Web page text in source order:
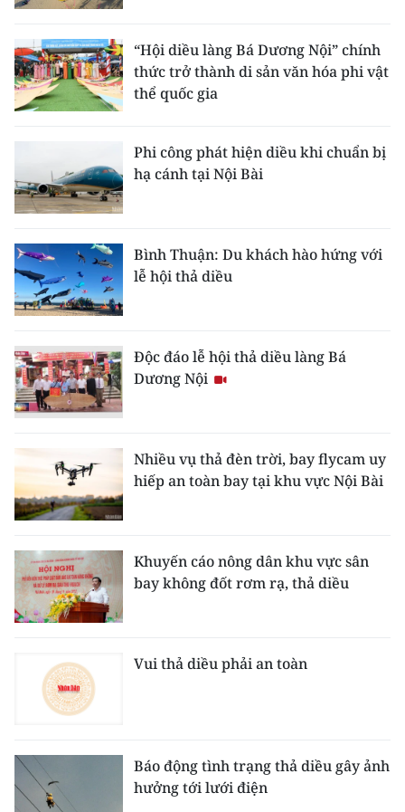
GIÁO DỤC
KHOA HỌC - CÔNG NGHỆ
MÔI TRƯỜNG
BẠN ĐỌC
KIỂM CHỨNG THÔNG TIN
54 DÂN TỘC VIỆT NAM
CHƯƠNG TRÌNH OCOP - MỖI XÃ
MỘT SẢN PHẨM
RADIO
MEDIA CENTER
E-Magazine
Video
Media Chính trị
Media Kinh tế
Media Xã hội
“Hội diều làng Bá Dương Nội” chính
thức trở thành di sản văn hóa phi vật
thể quốc gia
Phi công phát hiện diều khi chuẩn bị
hạ cánh tại Nội Bài
Bình Thuận: Du khách hào hứng với
lễ hội thả diều
Độc đáo lễ hội thả diều làng Bá
Dương Nội
Nhiều vụ thả đèn trời, bay flycam uy
hiếp an toàn bay tại khu vực Nội Bài
Khuyến cáo nông dân khu vực sân
bay không đốt rơm rạ, thả diều
Vui thả diều phải an toàn
Báo động tình trạng thả diều gây ảnh
hưởng tới lưới điện